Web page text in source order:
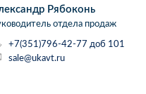
Рябоконь
отдела продаж
+7(351)796-42-77 доб 101
sale@ukavt.ru